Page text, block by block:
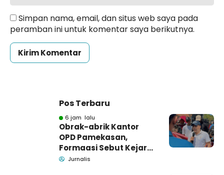
Simpan nama, email, dan situs web saya pada
peramban ini untuk komentar saya berikutnya.
Pos Terbaru
6 jam lalu
Obrak-abrik Kantor
OPD Pamekasan,
Formaasi Sebut Kejari
Pamekasan
Jurnalis